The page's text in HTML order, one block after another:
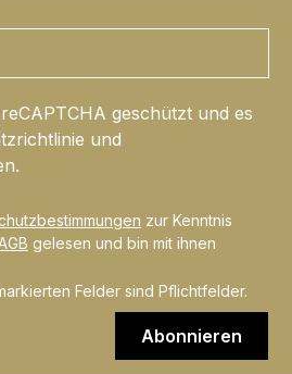
geschützt und es
und
.
zur Kenntnis
gelesen und bin mit ihnen
Felder sind Pflichtfelder.
Abonnieren